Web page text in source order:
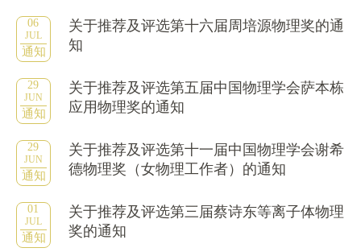
06
JUL
通知
关于推荐及评选第十六届周培源物理奖的通
知
29
JUN
通知
关于推荐及评选第五届中国物理学会萨本栋
应用物理奖的通知
29
JUN
通知
关于推荐及评选第十一届中国物理学会谢希
德物理奖（女物理工作者）的通知
01
JUL
通知
关于推荐及评选第三届蔡诗东等离子体物理
奖的通知